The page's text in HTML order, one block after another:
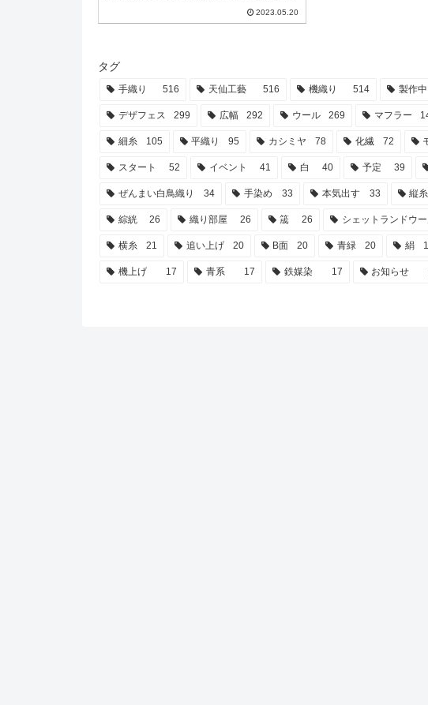
のちょと模様が見づらいのかなと言う印象。色の
いかなぁペダルの踏み順なと足元のリズ...
2023.05.20
タグ
手織り 516 天仙工藝 516 機織り 514 製作中
デザフェス 299 広幅 292 ウール 269 マフラー
細糸 105 平織り 95 カシミヤ 78 化繊 72
スタート 52 イベント 41 白 40 予定 39
ぜんまい白鳥織り 34 手染め 33 本気出す 33 縦糸
綜絖 26 織り部屋 26 筬 26 シェットランドウ
横糸 21 追い上げ 20 B面 20 青緑 20 絹
機上げ 17 青系 17 鉄媒染 17 お知らせ